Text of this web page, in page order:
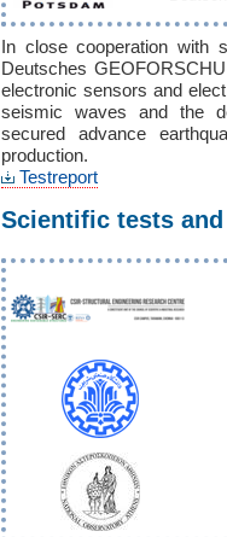
In close cooperation with
Deutsches
electronic sensors and
seismic waves and the
secured advance
production.
Testreport
Scientific tests